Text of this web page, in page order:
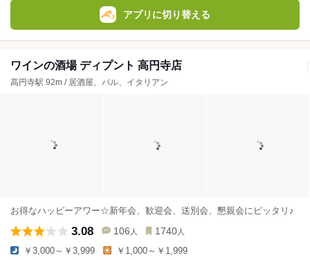
アプリに切り替える
ワインの酒場 ディプント 高円寺店
高円寺駅 92m / 居酒屋、バル、イタリアン
お得なハッピーアワー☆新年会、歓迎会、送別会、懇親会にピッタリ♪
3.08 106 人 1740 人
￥3,000～￥3,999 ￥1,000～￥1,999